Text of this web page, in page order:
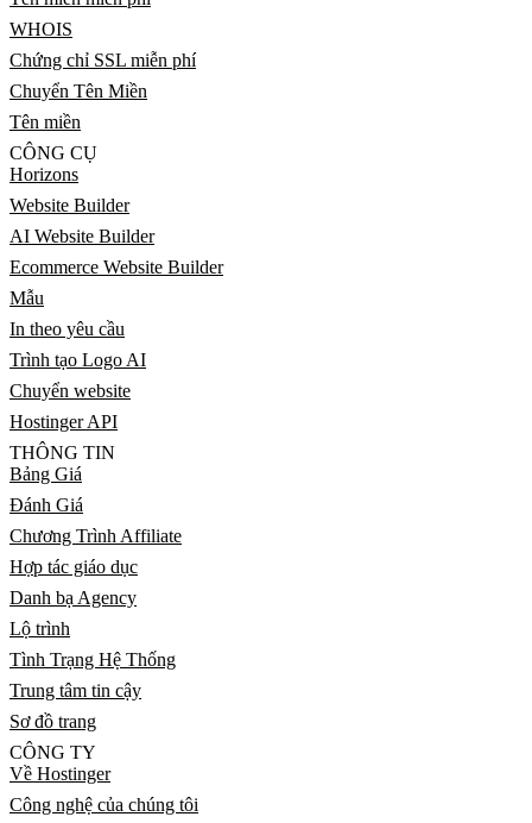
WHOIS
Chứng chỉ SSL miễn phí
Chuyển Tên Miền
Tên miền
CÔNG CỤ
Horizons
Website Builder
AI Website Builder
Ecommerce Website Builder
Mẫu
In theo yêu cầu
Trình tạo Logo AI
Chuyển website
Hostinger API
THÔNG TIN
Bảng Giá
Đánh Giá
Chương Trình Affiliate
Hợp tác giáo dục
Danh bạ Agency
Lộ trình
Tình Trạng Hệ Thống
Trung tâm tin cậy
Sơ đồ trang
CÔNG TY
Về Hostinger
Công nghệ của chúng tôi